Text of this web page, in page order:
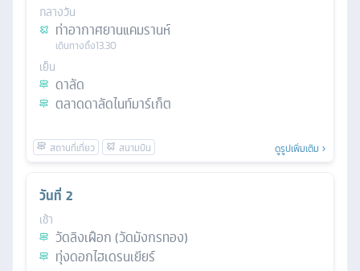
กลางวัน
ท่าอากาศยานแคมรานห์
เดินทางถึง13.30
เย็น
ดาลัด
ตลาดดาลัดไนท์มาร์เก็ต
ดูรูปเพิ่มเติม
วันที่ 2
เช้า
วัดลิงเฝือก (วัดมังกรทอง)
ทุ่งดอกไฮเดรนเยียร์